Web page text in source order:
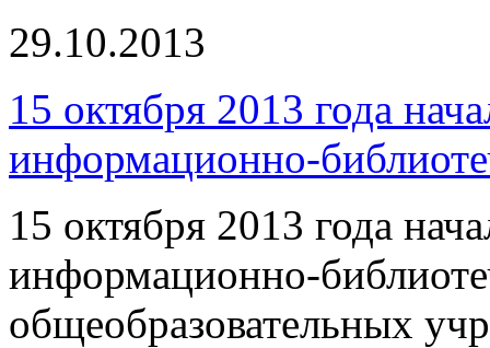
29.10.2013
15 октября 2013 года
информационно-
15 октября 2013 года
информационно-
общеобразовательных